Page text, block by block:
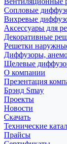
Сопловые
Вихревые
Аксессуары для
Декоративные
Решетки
Диффузоры,
Щелевые
О компании
Презентация
Брэнд Smay
Проекты
Новости
Скачать
Технические
Прайсы